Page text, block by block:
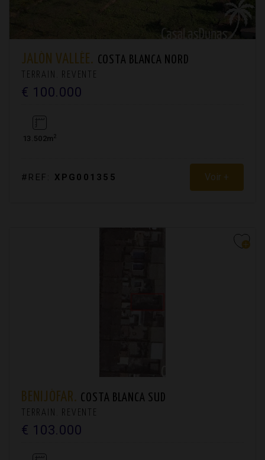
JALÓN VALLÉE. COSTA BLANCA NORD
TERRAIN. REVENTE
€ 100.000
13.502m2
#REF: XPG001355 Voir +
BENIJÓFAR. COSTA BLANCA SUD
TERRAIN. REVENTE
€ 103.000